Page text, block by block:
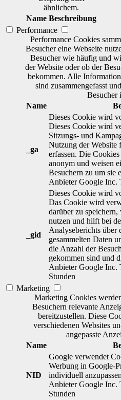
ähnlichem.
Name Beschreibung
Performance
Performance Cookies
Besucher eine Webseite
Besucher wie häufig und
der Website oder ob der
bekommen. Alle
sind zusammengefasst
Besucher
Name
_ga
Dieses Cookie wird
Dieses Cookie wird
Sitzungs- und
Nutzung der Website
erfassen. Die
anonym und weisen
Besuchern zu um sie
Anbieter Google Inc.
_gid
Dieses Cookie wird
Das Cookie wird
darüber zu
nutzen und hilft bei
Analyseberichts über
gesammelten Daten
die Anzahl der
gekommen sind und
Anbieter Google Inc.
Stunden
Marketing
Marketing Cookies
Besuchern relevante
bereitzustellen. Diese
verschiedenen Websites
angepasste
Name
NID
Google verwendet
Werbung in Google-
individuell
Anbieter Google Inc.
Stunden